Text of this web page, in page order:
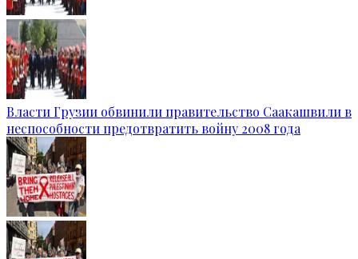
Власти Грузии обвинили правительство Саакашвили в
неспособности предотвратить войну 2008 года